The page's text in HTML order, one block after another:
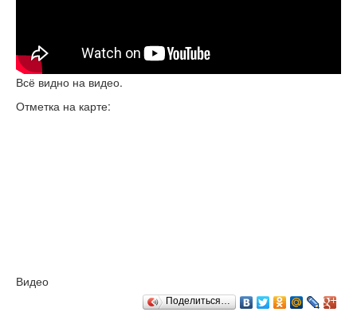
Всё видно на видео.
Отметка на карте:
Видео
Поделиться…